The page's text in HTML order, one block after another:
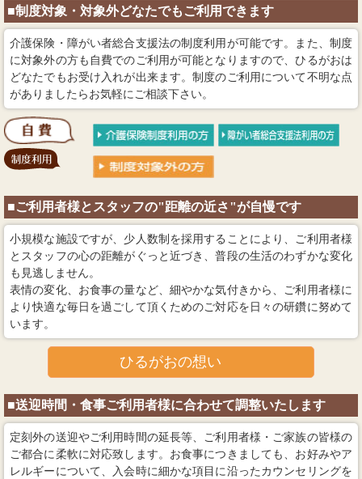
■制度対象・対象外どなたでもご利用できます
介護保険・障がい者総合支援法の制度利用が可能です。また、制度
に対象外の方も自費でのご利用が可能となりますので、ひるがおは
どなたでもお受け入れが出来ます。制度のご利用について不明な点
がありましたらお気軽にご相談下さい。
■ご利用者様とスタッフの"距離の近さ"が自慢です
小規模な施設ですが、少人数制を採用することにより、ご利用者様
とスタッフの心の距離がぐっと近づき、普段の生活のわずかな変化
も見逃しません。
表情の変化、お食事の量など、細やかな気付きから、ご利用者様に
より快適な毎日を過ごして頂くためのご対応を日々の研鑽に努めて
います。
ひるがおの想い
■送迎時間・食事ご利用者様に合わせて調整いたします
定刻外の送迎やご利用時間の延長等、ご利用者様・ご家族の皆様の
ご都合に柔軟に対応致します。お食事につきましても、お好みやア
レルギーについて、入会時に細かな項目に沿ったカウンセリングを